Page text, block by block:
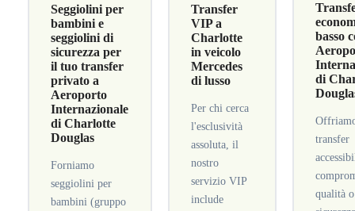
Seggiolini per
bambini e
seggiolini di
sicurezza per
il tuo transfer
privato a
Aeroporto
Internazionale
di Charlotte
Douglas
Forniamo
seggiolini per
bambini (gruppo
Transfer
VIP a
Charlotte
in veicolo
Mercedes
di lusso
Per chi cerca
l'esclusività
assoluta, il
nostro
servizio VIP
include
basso
di
transfer
qualità o